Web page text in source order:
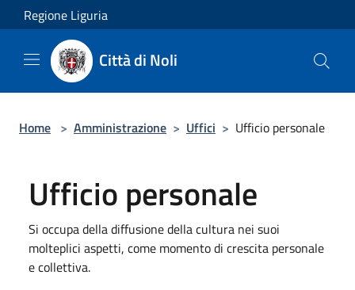
Salta al contenuto principale
Regione Liguria
Città di Noli
Home > Amministrazione > Uffici > Ufficio personale
Ufficio personale
Si occupa della diffusione della cultura nei suoi
molteplici aspetti, come momento di crescita personale
e collettiva.